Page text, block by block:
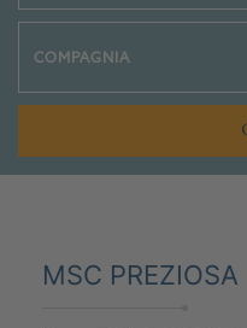
MSC PREZIOSA